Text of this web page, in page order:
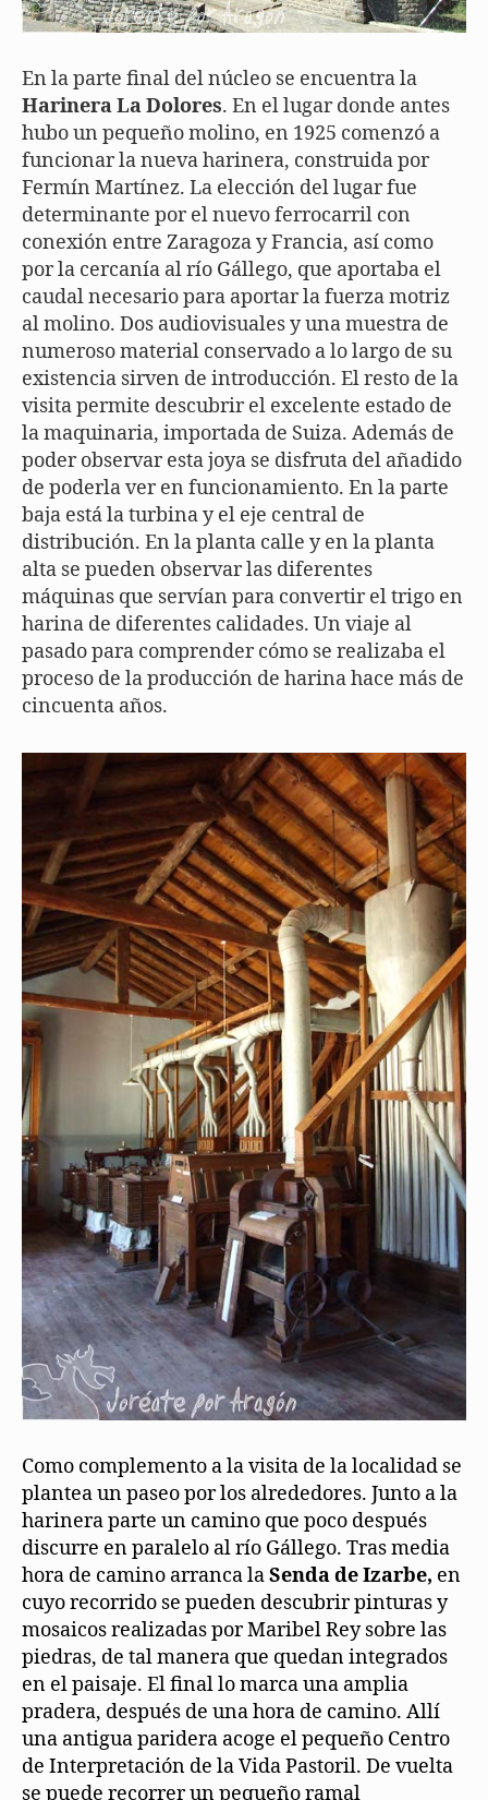
En la parte final del núcleo se encuentra la
Harinera La Dolores. En el lugar donde antes
hubo un pequeño molino, en 1925 comenzó a
funcionar la nueva harinera, construida por
Fermín Martínez. La elección del lugar fue
determinante por el nuevo ferrocarril con
conexión entre Zaragoza y Francia, así como
por la cercanía al río Gállego, que aportaba el
caudal necesario para aportar la fuerza motriz
al molino. Dos audiovisuales y una muestra de
numeroso material conservado a lo largo de su
existencia sirven de introducción. El resto de la
visita permite descubrir el excelente estado de
la maquinaria, importada de Suiza. Además de
poder observar esta joya se disfruta del añadido
de poderla ver en funcionamiento. En la parte
baja está la turbina y el eje central de
distribución. En la planta calle y en la planta
alta se pueden observar las diferentes
máquinas que servían para convertir el trigo en
harina de diferentes calidades. Un viaje al
pasado para comprender cómo se realizaba el
proceso de la producción de harina hace más de
cincuenta años.
Como complemento a la visita de la localidad se
plantea un paseo por los alrededores. Junto a la
harinera parte un camino que poco después
discurre en paralelo al río Gállego. Tras media
hora de camino arranca laSenda de Izarbe, en
cuyo recorrido se pueden descubrir pinturas y
mosaicos realizadas por Maribel Rey sobre las
piedras, de tal manera que quedan integrados
en el paisaje. El final lo marca una amplia
pradera, después de una hora de camino. Allí
una antigua paridera acoge el pequeño Centro
de Interpretación de la Vida Pastoril. De vuelta
se puede recorrer un pequeño ramal